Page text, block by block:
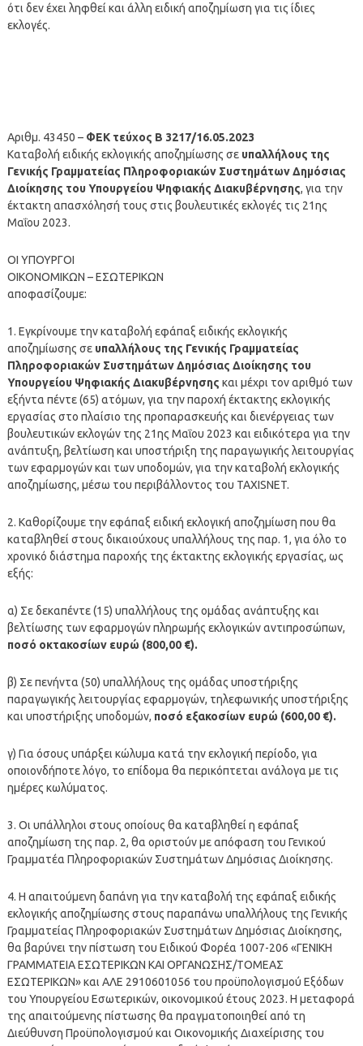
ότι δεν έχει ληφθεί και άλλη ειδική αποζημίωση για τις ίδιες
εκλογές.
Αριθμ. 43450 – ΦΕΚ τεύχος Β 3217/16.05.2023
Kαταβολή ειδικής εκλογικής αποζημίωσης σε υπαλλήλους της
Γενικής Γραμματείας Πληροφοριακών Συστημάτων Δημόσιας
Διοίκησης του Υπουργείου Ψηφιακής Διακυβέρνησης, για την
έκτακτη απασχόλησή τους στις βουλευτικές εκλογές τις 21ης
Μαΐου 2023.
ΟΙ ΥΠΟΥΡΓΟΙ
ΟΙΚΟΝΟΜΙΚΩΝ – ΕΣΩΤΕΡΙΚΩΝ
αποφασίζουμε:
1. Εγκρίνουμε την καταβολή εφάπαξ ειδικής εκλογικής
αποζημίωσης σε υπαλλήλους της Γενικής Γραμματείας
Πληροφοριακών Συστημάτων Δημόσιας Διοίκησης του
Υπουργείου Ψηφιακής Διακυβέρνησης και μέχρι τον αριθμό των
εξήντα πέντε (65) ατόμων, για την παροχή έκτακτης εκλογικής
εργασίας στο πλαίσιο της προπαρασκευής και διενέργειας των
βουλευτικών εκλογών της 21ης Μαΐου 2023 και ειδικότερα για την
ανάπτυξη, βελτίωση και υποστήριξη της παραγωγικής λειτουργίας
των εφαρμογών και των υποδομών, για την καταβολή εκλογικής
αποζημίωσης, μέσω του περιβάλλοντος του TAXISNET.
2. Καθορίζουμε την εφάπαξ ειδική εκλογική αποζημίωση που θα
καταβληθεί στους δικαιούχους υπαλλήλους της παρ. 1, για όλο το
χρονικό διάστημα παροχής της έκτακτης εκλογικής εργασίας, ως
εξής:
α) Σε δεκαπέντε (15) υπαλλήλους της ομάδας ανάπτυξης και
βελτίωσης των εφαρμογών πληρωμής εκλογικών αντιπροσώπων,
ποσό οκτακοσίων ευρώ (800,00 €).
β) Σε πενήντα (50) υπαλλήλους της ομάδας υποστήριξης
παραγωγικής λειτουργίας εφαρμογών, τηλεφωνικής υποστήριξης
και υποστήριξης υποδομών, ποσό εξακοσίων ευρώ (600,00 €).
γ) Για όσους υπάρξει κώλυμα κατά την εκλογική περίοδο, για
οποιονδήποτε λόγο, το επίδομα θα περικόπτεται ανάλογα με τις
ημέρες κωλύματος.
3. Οι υπάλληλοι στους οποίους θα καταβληθεί η εφάπαξ
αποζημίωση της παρ. 2, θα οριστούν με απόφαση του Γενικού
Γραμματέα Πληροφοριακών Συστημάτων Δημόσιας Διοίκησης.
4. Η απαιτούμενη δαπάνη για την καταβολή της εφάπαξ ειδικής
εκλογικής αποζημίωσης στους παραπάνω υπαλλήλους της Γενικής
Γραμματείας Πληροφοριακών Συστημάτων Δημόσιας Διοίκησης,
θα βαρύνει την πίστωση του Ειδικού Φορέα 1007-206 «ΓΕΝΙΚΗ
ΓΡΑΜΜΑΤΕΙΑ ΕΣΩΤΕΡΙΚΩΝ ΚΑΙ ΟΡΓΑΝΩΣΗΣ/ΤΟΜΕΑΣ
ΕΣΩΤΕΡΙΚΩΝ» και ΑΛΕ 2910601056 του προϋπολογισμού Εξόδων
του Υπουργείου Εσωτερικών, οικονομικού έτους 2023. Η μεταφορά
της απαιτούμενης πίστωσης θα πραγματοποιηθεί από τη
Διεύθυνση Προϋπολογισμού και Οικονομικής Διαχείρισης του